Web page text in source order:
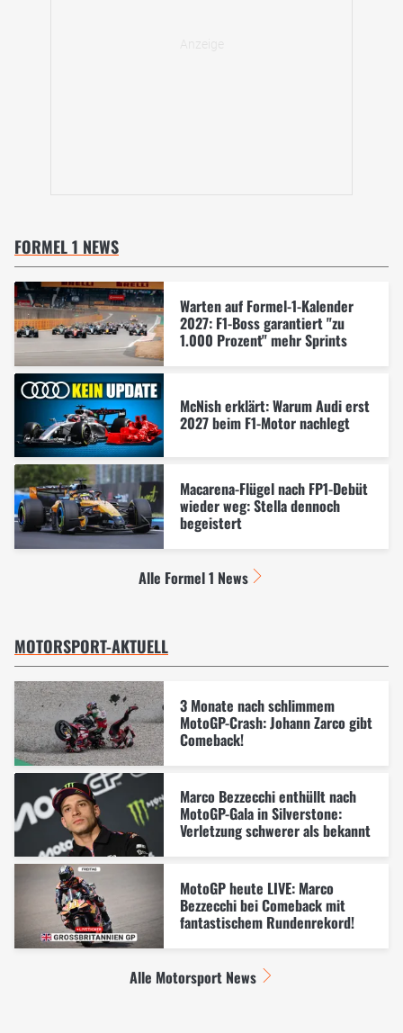
FORMEL 1 NEWS
Warten auf Formel-1-Kalender
2027: F1-Boss garantiert "zu
1.000 Prozent" mehr Sprints
McNish erklärt: Warum Audi erst
2027 beim F1-Motor nachlegt
Macarena-Flügel nach FP1-Debüt
wieder weg: Stella dennoch
begeistert
Alle Formel 1 News
MOTORSPORT-AKTUELL
3 Monate nach schlimmem
MotoGP-Crash: Johann Zarco gibt
Comeback!
Marco Bezzecchi enthüllt nach
MotoGP-Gala in Silverstone:
Verletzung schwerer als bekannt
MotoGP heute LIVE: Marco
Bezzecchi bei Comeback mit
fantastischem Rundenrekord!
Alle Motorsport News